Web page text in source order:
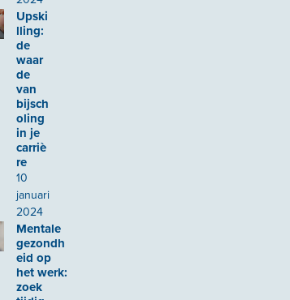
Upski
lling:
de
waar
de
van
bijsch
oling
in je
carriè
re
10
januari
2024
Mentale
gezondh
eid op
het werk:
zoek